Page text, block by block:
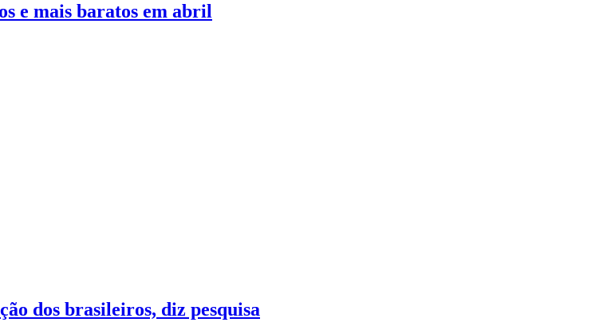
e mais baratos em abril
dos brasileiros, diz pesquisa